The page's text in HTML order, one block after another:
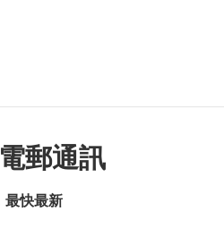
郵通訊
最快最新